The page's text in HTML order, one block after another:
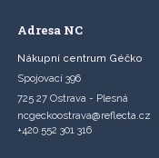
Adresa NC
Nákupní centrum Géčko
Spojovací 396
725 27 Ostrava - Plesná
ncgeckoostrava@reflecta.cz
+420 552 301 316